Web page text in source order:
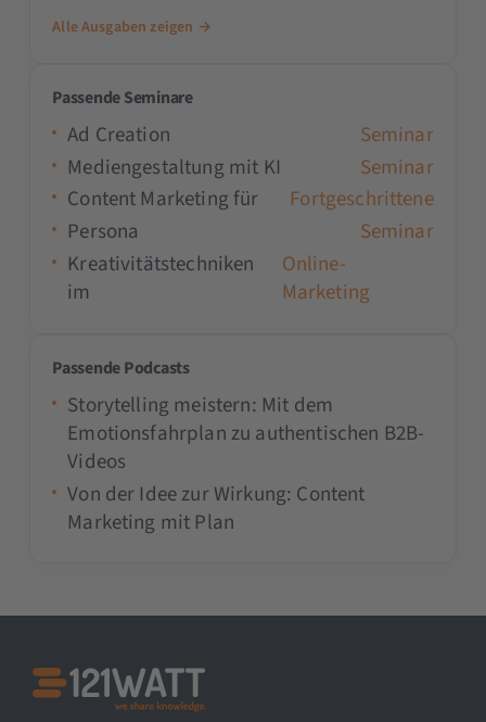
Alle Ausgaben zeigen →
Passende Seminare
Ad Creation
Seminar
Mediengestaltung mit KI
Seminar
Content Marketing für
Fortgeschrittene
Persona
Seminar
Kreativitätstechniken
im
Online-
Marketing
Passende Podcasts
Storytelling meistern: Mit dem
Emotionsfahrplan zu authentischen B2B-
Videos
Von der Idee zur Wirkung: Content
Marketing mit Plan